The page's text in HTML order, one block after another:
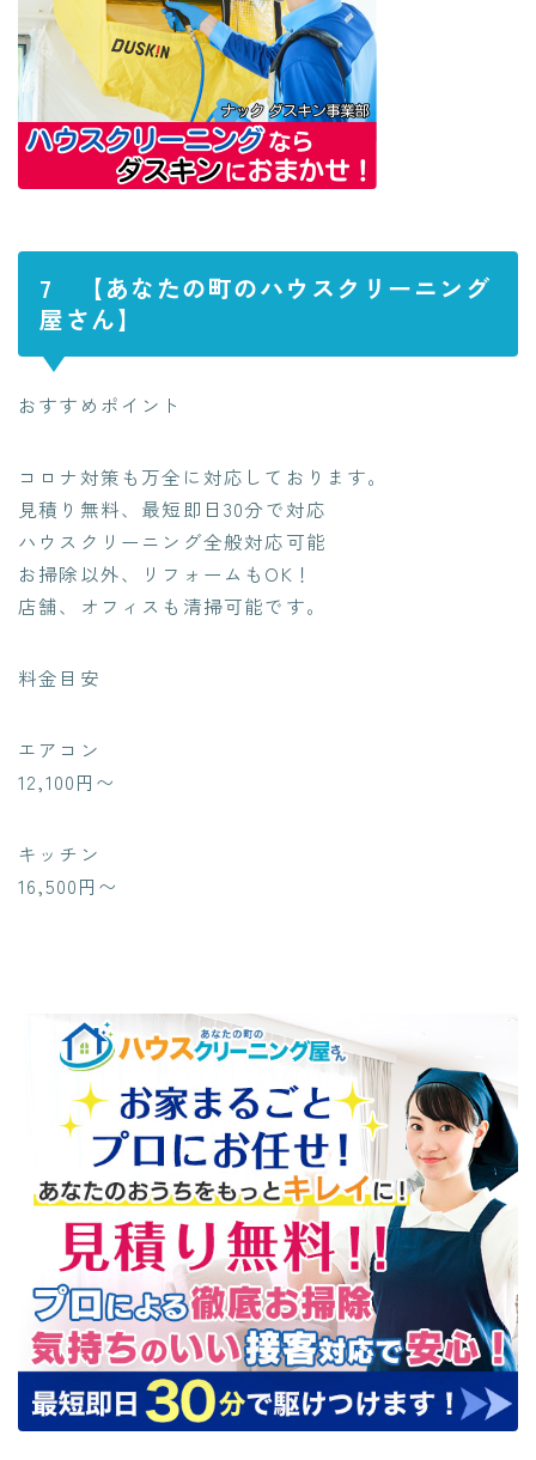
7
【あなたの町のハウスクリーニング
屋さん】
おすすめポイント
コロナ対策も万全に対応しております。
見積り無料、最短即日30分で対応
ハウスクリーニング全般対応可能
お掃除以外、リフォームもOK！
店舗、オフィスも清掃可能です。
料金目安
エアコン
12,100円〜
キッチン
16,500円〜